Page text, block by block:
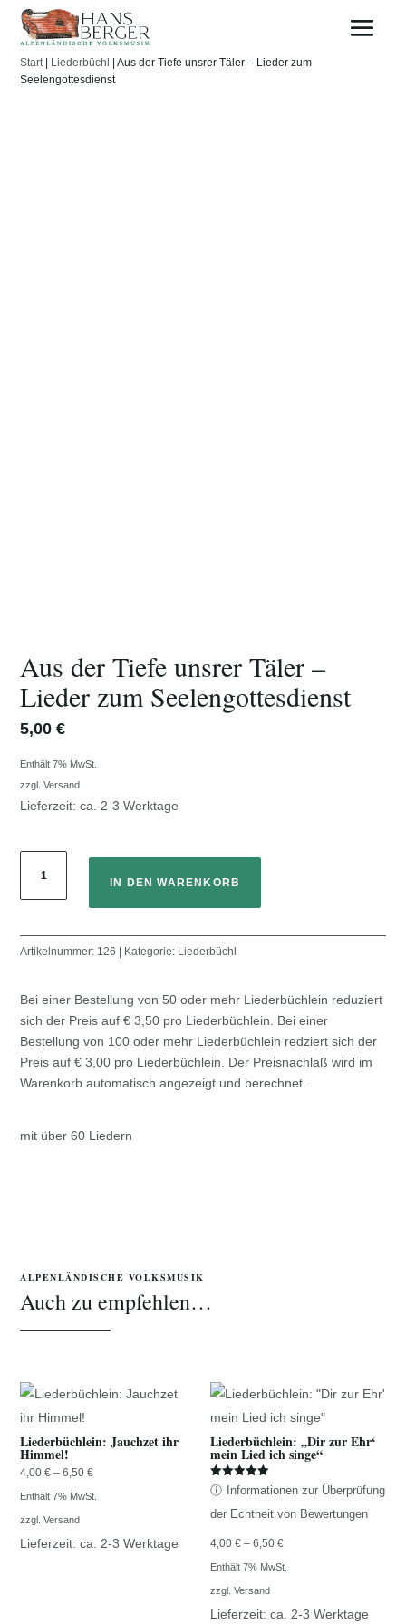
Start| Liederbüchl
| Aus der Tiefe unsrer Täler – Lieder zum
Seelengottesdienst
Aus der Tiefe unsrer Täler –
Lieder zum Seelengottesdienst
5,00€
Enthält 7% MwSt.
zzgl.Versand
Lieferzeit: ca. 2-3 Werktage
Tiefe
Täler
zum
Seelengottesdienst
Menge
IN DEN WARENKORB
Artikelnummer: 126 Kategorie: Liederbüchl
Bei einer Bestellung von 50 oder mehr Liederbüchlein reduziert
sich der Preis auf € 3,50 pro Liederbüchlein. Bei einer
Bestellung von 100 oder mehr Liederbüchlein redziert sich der
Preis auf € 3,00 pro Liederbüchlein. Der Preisnachlaß wird im
Warenkorb automatisch angezeigt und berechnet.
mit über 60 Liedern
ALPENLÄNDISCHE VOLKSMUSIK
Auch zu empfehlen…
Liederbüchlein: Jauchzet ihr
Himmel!
4,00€ –6,50€Preisspanne:
4,00 €
6,50 €
Enthält 7% MwSt.
zzgl.Versand
Lieferzeit: ca. 2-3 Werktage
Liederbüchlein: „Dir zur Ehr‘
mein Lied ich singe“
Bewertet mit
5.00
von 5
ⓘ Informationen zur Überprüfung
der Echtheit von Bewertungen
4,00€ –6,50€Preisspanne:
4,00 €
6,50 €
Enthält 7% MwSt.
zzgl.Versand
Lieferzeit: ca. 2-3 Werktage